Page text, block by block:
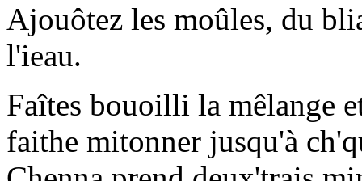
Ajouôtez les moûles, du
l'ieau.
Faîtes bouoilli la mêlange
faithe mitonner jusqu'à